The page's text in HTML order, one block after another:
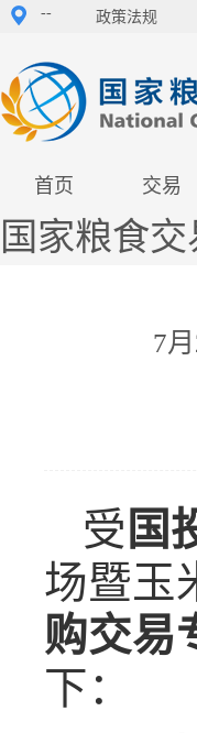
-- 政策法规
首页 交易
国家粮食
7
受 国
场暨玉
购交易
下：